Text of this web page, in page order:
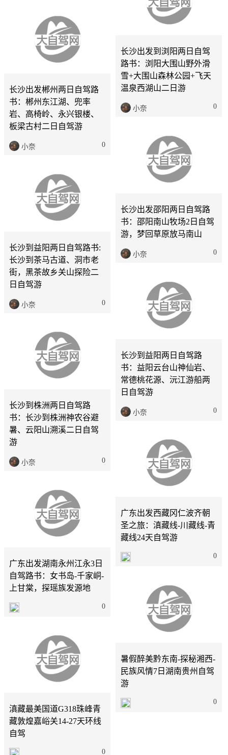
长沙出发到浏阳两日自驾
路书：浏阳大围山野外滑
雪+大围山森林公园+飞天
温泉西湖山二日游
小奈 0
长沙出发郴州两日自驾路
书：郴州东江湖、兜率
岩、高椅岭、永兴银楼、
板梁古村二日自驾游
小奈 0
长沙出发邵阳两日自驾路
书：邵阳南山牧场2日自驾
游，梦回草原放马南山
小奈 0
长沙到益阳两日自驾路书:
长沙到茶马古道、洞市老
街，黑茶故乡关山探险二
日自驾游
小奈 0
长沙到益阳两日自驾路
书：益阳云台山神仙岩、
常德桃花源、沅江游船两
日自驾游
小奈 0
长沙到株洲两日自驾路
书：长沙到株洲神农谷避
暑、云阳山溯溪二日自驾
游
小奈 0
广东出发西藏冈仁波齐朝
圣之旅：滇藏线-川藏线-青
藏线24天自驾游
0
广东出发湖南永州江永3日
自驾路书：女书岛-千家峒-
上甘棠，探瑶族发源地
0
暑假醉美黔东南-探秘湘西-
民族风情7日湖南贵州自驾
游
0
滇藏最美国道G318珠峰青
藏敦煌嘉峪关14-27天环线
自驾
0